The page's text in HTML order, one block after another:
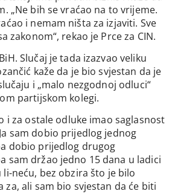
„Ne bih se vraćao na to vrijeme.
i nemam ništa za izjaviti. Sve
zakonom“, rekao je Prce za CIN.
Slučaj je tada izazvao veliku
kaže da je bio svjestan da je
i „malo nezgodnoj odluci“
partijskom kolegi.
i za ostale odluke imao saglasnost
sam dobio prijedlog jednog
dobio prijedlog drugog
sam držao jedno 15 dana u ladici
neću, bez obzira što je bilo
za, ali sam bio svjestan da će biti